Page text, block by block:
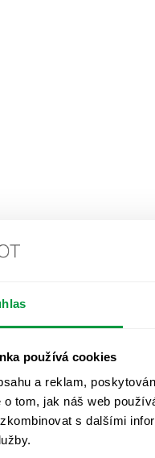
používá cookies
a reklam,
o tom, jak náš web
s dalšími